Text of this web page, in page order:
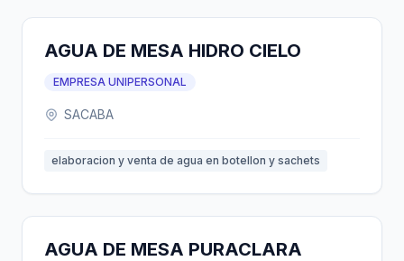
AGUA DE MESA HIDRO CIELO
EMPRESA UNIPERSONAL
SACABA
elaboracion y venta de agua en botellon y sachets
AGUA DE MESA PURACLARA